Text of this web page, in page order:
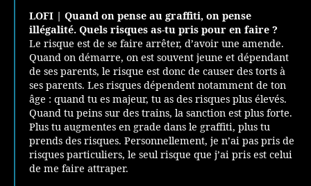
LOFI | Quand on pense au graffiti, on pense
illégalité. Quels risques as-tu pris pour en faire ?
Le risque est de se faire arrêter, d’avoir une amende.
Quand on démarre, on est souvent jeune et dépendant
de ses parents, le risque est donc de causer des torts à
ses parents. Les risques dépendent notamment de ton
âge : quand tu es majeur, tu as des risques plus élevés.
Quand tu peins sur des trains, la sanction est plus forte.
Plus tu augmentes en grade dans le graffiti, plus tu
prends des risques. Personnellement, je n’ai pas pris de
risques particuliers, le seul risque que j’ai pris est celui
de me faire attraper.